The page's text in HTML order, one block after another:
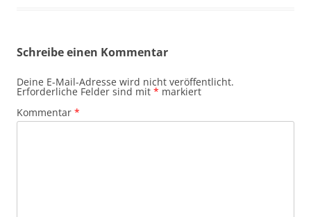
Schreibe einen Kommentar
Deine E-Mail-Adresse wird nicht veröffentlicht.
Erforderliche Felder sind mit * markiert
Kommentar *